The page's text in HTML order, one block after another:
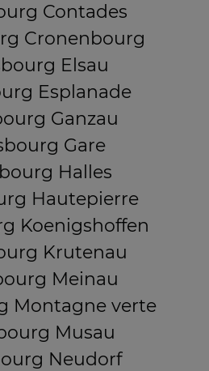
Contades
Cronenbourg
Elsau
Esplanade
Ganzau
Gare
Halles
Hautepierre
Koenigshoffen
Krutenau
Meinau
Montagne verte
Musau
Neudorf